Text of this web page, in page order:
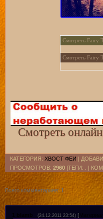
Смотреть Fairy
Смотреть Fairy
Смотреть
КАТЕГОРИЯ: ХВОСТ ФЕИ |
ПРОСМОТРОВ: 2960 |ТЕГИ: . |
Всего комментариев: 1
1 blamb (24.12.2011 23:54) [Материал